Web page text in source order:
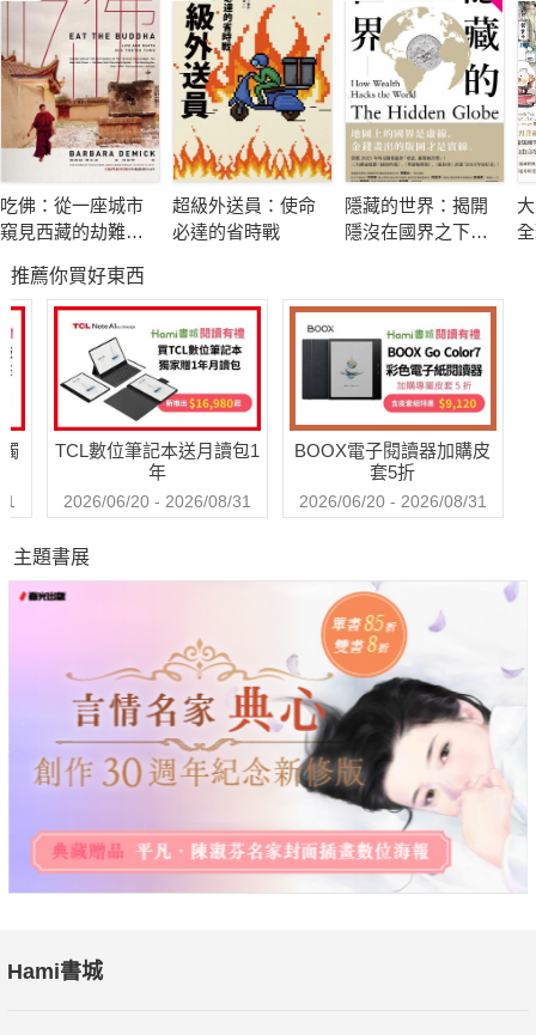
‧頭與身體、手腳與軀幹的比例看起來就是不對勁？
‧不論畫男生還是女生都長得差不多，表情死板、缺少靈魂？
曾擔任遊戲角色設計師且長年開設繪畫課程的小椋芳子老師，在
多年來的教學中發現，
許多繪畫愛好者，即使已經會畫畫，卻依然覺得「畫人物」特別
困難！
哪怕只有一點細節不對，畫面就會變得彆扭、不自然。
而本書，就是為了解決這些問題而誕生！
無論你是初學者，還是想提升人物繪畫技巧的插畫愛好者，
這本書都將是你最實用的學習指南！
特色1. 最專業的內容！遊戲角色設計師暨插畫老師親授，各領域
都適用的人物畫法
本書作者小椋芳子，不僅曾經替KONAMI、SEGA等遊戲大廠做
角色設計，也在旅居法國、紐西蘭後轉為自由插畫家，多年來開
設無數繪畫課程。在本書中，她將自身多年的職場應用與教學經
驗結合，以容易理解的技巧，帶你拆解「人物為什麼畫不好！」
的祕密。
特色2：最直覺的畫法！不用死記解剖學，用簡單圖形 × 輔助
線，快速掌握人體比例
只要掌握「簡化細節」與「畫中心線」原則，即便不懂人體解剖
圖形，搭配中心線輔助，就能確保人物比例不歪不扭，畫得平衡
吃佛：從一座城市
窺見西藏的劫難與
超級外送員：使命
必達的省時戰
隱藏的世界：揭開
隱沒在國界之下的
推薦你買好東西
TCL數位筆記本送月讀包1
年
2026/06/20 - 2026/08/31
BOOX電子閱讀器加購皮
套5折
2026/06/20 - 2026/08/31
主題書展
Hami書城